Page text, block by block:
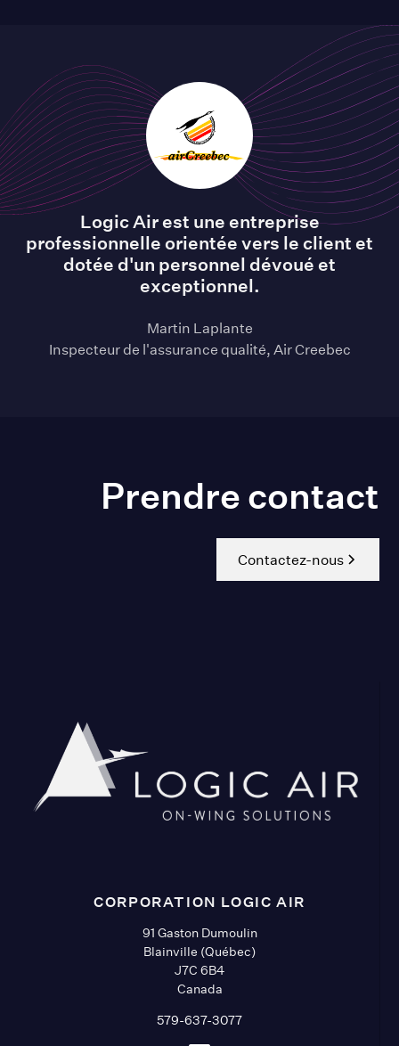
Logic Air est une entreprise
professionnelle orientée vers le client et
dotée d'un personnel dévoué et
exceptionnel.
Martin Laplante
Inspecteur de l'assurance qualité, Air Creebec
Prendre contact
Contactez-nous
CORPORATION LOGIC AIR
91 Gaston Dumoulin
Blainville (Québec)
J7C 6B4
Canada
579-637-3077